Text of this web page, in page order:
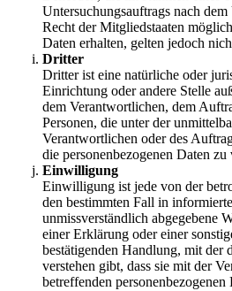
Untersuchungsauftrags nach
Recht der Mitgliedstaaten
Daten erhalten, gelten jedoch
Dritter
Dritter ist eine natürliche oder
Einrichtung oder andere Stelle
dem Verantwortlichen, dem
Personen, die unter der
Verantwortlichen oder des
die personenbezogenen Daten zu
Einwilligung
Einwilligung ist jede von der
den bestimmten Fall in
unmissverständlich abgegebene
einer Erklärung oder einer
bestätigenden Handlung, mit der
verstehen gibt, dass sie mit der
betreffenden personenbezogenen